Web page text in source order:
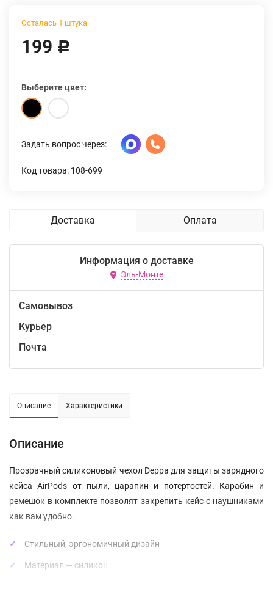
Осталась 1 штука
199 Р
Выберите цвет:
Задать вопрос через:
Код товара: 108-699
Доставка Оплата
Информация о доставке
Эль-Монте
Самовывоз
Курьер
Почта
Описание Характеристики
Описание
Прозрачный силиконовый чехол Deppa для защиты зарядного
кейса AirPods от пыли, царапин и потертостей. Карабин и
ремешок в комплекте позволят закрепить кейс с наушниками
как вам удобно.
Стильный, эргономичный дизайн
Материал — силикон